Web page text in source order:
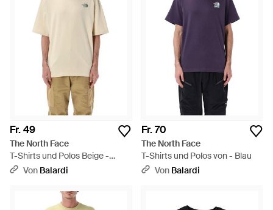
Fr. 49
The North Face
T-Shirts und Polos Beige -
Natur
Von Balardi
Fr. 70
The North Face
T-Shirts und Polos von - Blau
Von Balardi